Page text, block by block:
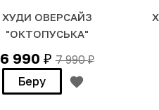
ХУДИ ОВЕРСАЙЗ
"ОКТОПУСЬКА"
6 990 ₽ 7 990₽
Беру